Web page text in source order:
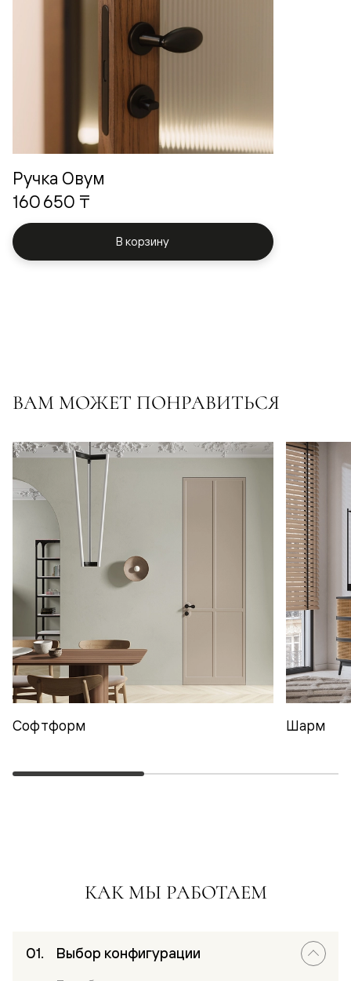
Ручка Овум
160 650 ₸
В корзину
ВАМ МОЖЕТ ПОНРАВИТЬСЯ
Софтформ Шарм
КАК МЫ РАБОТАЕМ
Выбор конфигурации